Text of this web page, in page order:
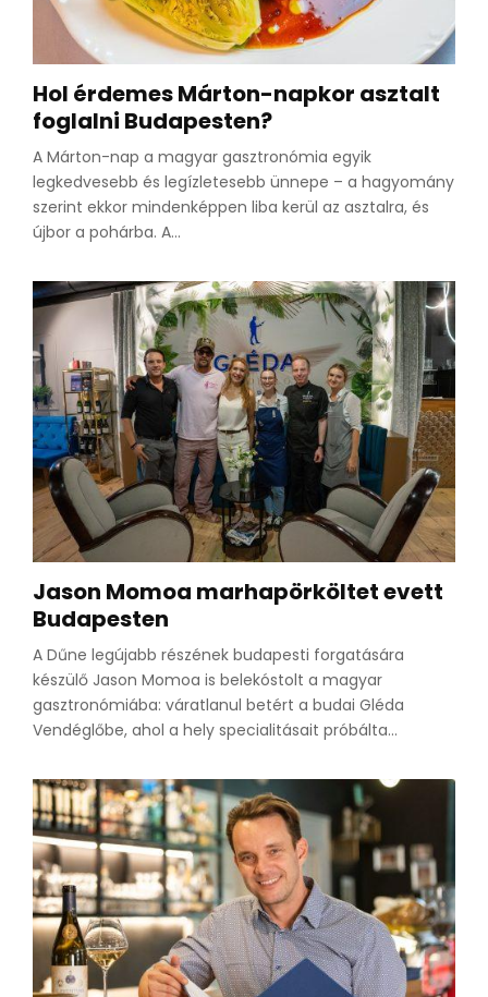
Hol érdemes Márton-napkor asztalt
foglalni Budapesten?
A Márton-nap a magyar gasztronómia egyik
legkedvesebb és legízletesebb ünnepe – a hagyomány
szerint ekkor mindenképpen liba kerül az asztalra, és
újbor a pohárba. A...
Jason Momoa marhapörköltet evett
Budapesten
A Dűne legújabb részének budapesti forgatására
készülő Jason Momoa is belekóstolt a magyar
gasztronómiába: váratlanul betért a budai Gléda
Vendéglőbe, ahol a hely specialitásait próbálta...